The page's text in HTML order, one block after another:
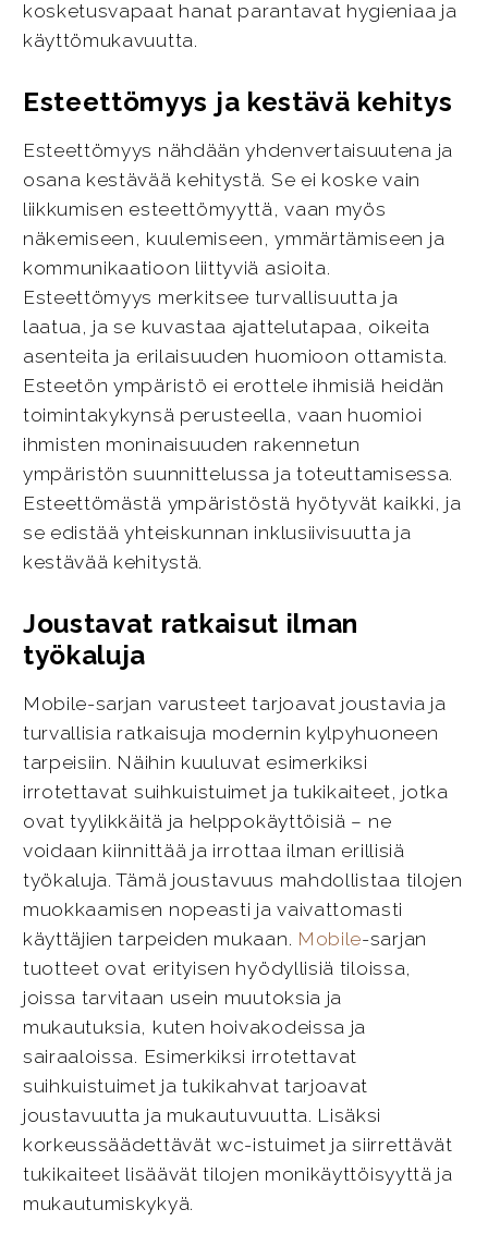
kosketusvapaat hanat parantavat hygieniaa ja
käyttömukavuutta.
Esteettömyys ja kestävä kehitys
Esteettömyys nähdään yhdenvertaisuutena ja
osana kestävää kehitystä. Se ei koske vain
liikkumisen esteettömyyttä, vaan myös
näkemiseen, kuulemiseen, ymmärtämiseen ja
kommunikaatioon liittyviä asioita.
Esteettömyys merkitsee turvallisuutta ja
laatua, ja se kuvastaa ajattelutapaa, oikeita
asenteita ja erilaisuuden huomioon ottamista.
Esteetön ympäristö ei erottele ihmisiä heidän
toimintakykynsä perusteella, vaan huomioi
ihmisten moninaisuuden rakennetun
ympäristön suunnittelussa ja toteuttamisessa.
Esteettömästä ympäristöstä hyötyvät kaikki, ja
se edistää yhteiskunnan inklusiivisuutta ja
kestävää kehitystä.
Joustavat ratkaisut ilman
työkaluja
Mobile-sarjan varusteet tarjoavat joustavia ja
turvallisia ratkaisuja modernin kylpyhuoneen
tarpeisiin. Näihin kuuluvat esimerkiksi
irrotettavat suihkuistuimet ja tukikaiteet, jotka
ovat tyylikkäitä ja helppokäyttöisiä – ne
voidaan kiinnittää ja irrottaa ilman erillisiä
työkaluja. Tämä joustavuus mahdollistaa tilojen
muokkaamisen nopeasti ja vaivattomasti
käyttäjien tarpeiden mukaan. Mobile-sarjan
tuotteet ovat erityisen hyödyllisiä tiloissa,
joissa tarvitaan usein muutoksia ja
mukautuksia, kuten hoivakodeissa ja
sairaaloissa. Esimerkiksi irrotettavat
suihkuistuimet ja tukikahvat tarjoavat
joustavuutta ja mukautuvuutta. Lisäksi
korkeussäädettävät wc-istuimet ja siirrettävät
tukikaiteet lisäävät tilojen monikäyttöisyyttä ja
mukautumiskykyä.